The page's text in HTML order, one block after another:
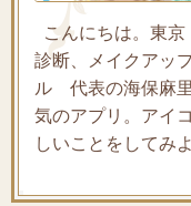
こんにちは。東
診断、メイクアッ
ル 代表の海保麻
気のアプリ。アイ
しいことをしてみ